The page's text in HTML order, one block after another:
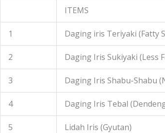
ITEMS
1 Daging iris Teriyaki (Fatty
2 Daging Iris Sukiyaki (Less
3 Daging Iris Shabu-Shabu
4 Daging Iris Tebal
5 Lidah Iris (Gyutan)